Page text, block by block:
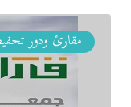
مقارئ ودور